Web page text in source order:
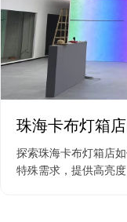
珠海卡布灯箱
司的定制需求
探索珠海卡布灯箱店
特殊需求，提供高亮